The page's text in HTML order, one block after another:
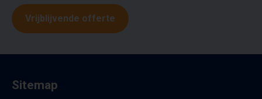
Vrijblijvende offerte
Sitemap